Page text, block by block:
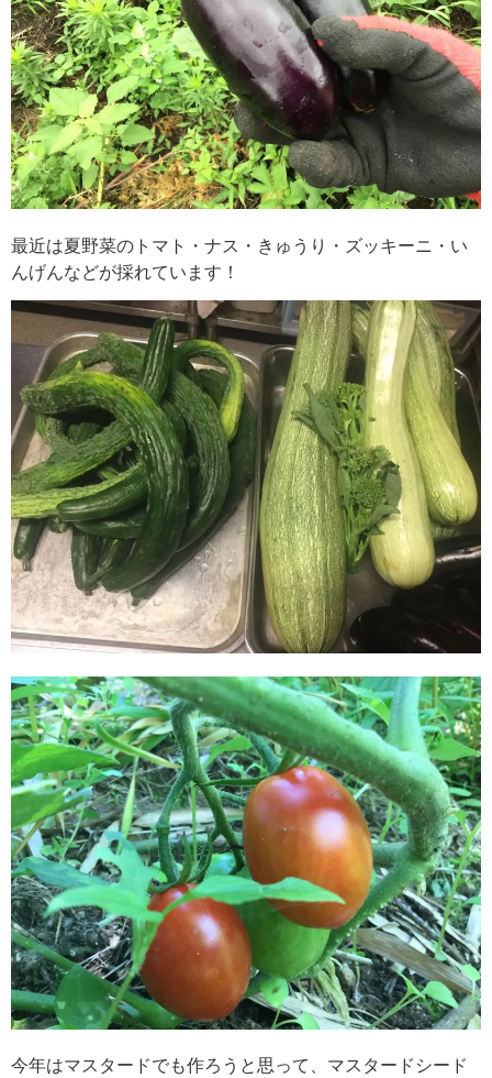
最近は夏野菜のトマト・ナス・きゅうり・ズッキーニ・い
んげんなどが採れています！
今年はマスタードでも作ろうと思って、マスタードシード